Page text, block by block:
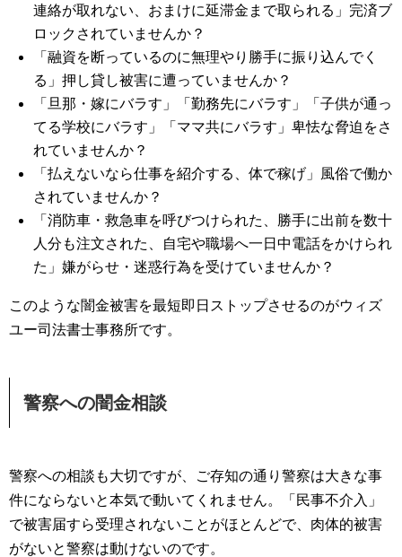
連絡が取れない、おまけに延滞金まで取られる」完済ブ
ロックされていませんか？
「融資を断っているのに無理やり勝手に振り込んでく
る」押し貸し被害に遭っていませんか？
「旦那・嫁にバラす」「勤務先にバラす」「子供が通っ
てる学校にバラす」「ママ共にバラす」卑怯な脅迫をさ
れていませんか？
「払えないなら仕事を紹介する、体で稼げ」風俗で働か
されていませんか？
「消防車・救急車を呼びつけられた、勝手に出前を数十
人分も注文された、自宅や職場へ一日中電話をかけられ
た」嫌がらせ・迷惑行為を受けていませんか？
このような闇金被害を最短即日ストップさせるのがウィズ
ユー司法書士事務所です。
警察への闇金相談
警察への相談も大切ですが、ご存知の通り警察は大きな事
件にならないと本気で動いてくれません。「民事不介入」
で被害届すら受理されないことがほとんどで、肉体的被害
がないと警察は動けないのです。